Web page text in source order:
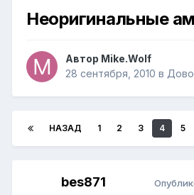
Неоригинальные
Автор Mike.Wolf
28 сентября, 2010 в
НАЗАД 1 2 3 4 5
bes871